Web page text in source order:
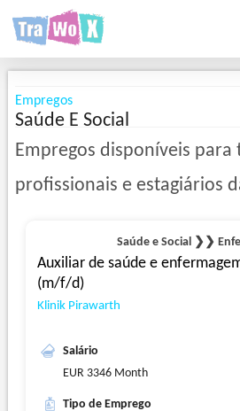
Empregos
Saúde E Social
Empregos disponíveis para
profissionais e estagiários
Saúde e Social ❯❯
Auxiliar de saúde e
(m/f/d)
Klinik Pirawarth
Salário
EUR 3346 Month
Tipo de Emprego